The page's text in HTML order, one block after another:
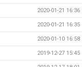
2020-01-21 16:36
2020-01-21 16:35
2020-01-10 16:58
2019-12-27 15:45